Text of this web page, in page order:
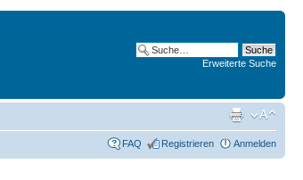
Erweiterte Suche
FAQ Registrieren Anmelden